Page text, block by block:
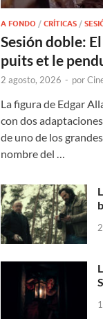
A FONDO /CRÍTICAS /
Sesión doble:
puits et le
2 agosto, 2026 - por
La figura de Edgar
con dos
de uno de los
nombre del …